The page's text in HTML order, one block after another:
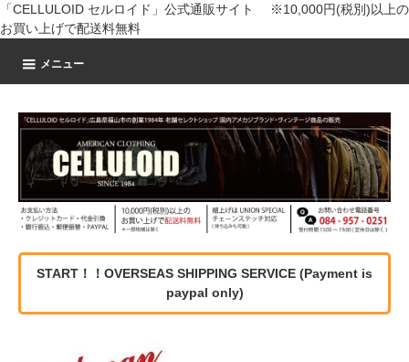
「CELLULOID セルロイド」公式通販サイト ※10,000円(税別)以上の
お買い上げで配送料無料
メニュー
START！！OVERSEAS SHIPPING SERVICE (Payment is
paypal only)